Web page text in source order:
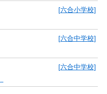
[六合小学校]
[六合中学校]
[六合中学校]